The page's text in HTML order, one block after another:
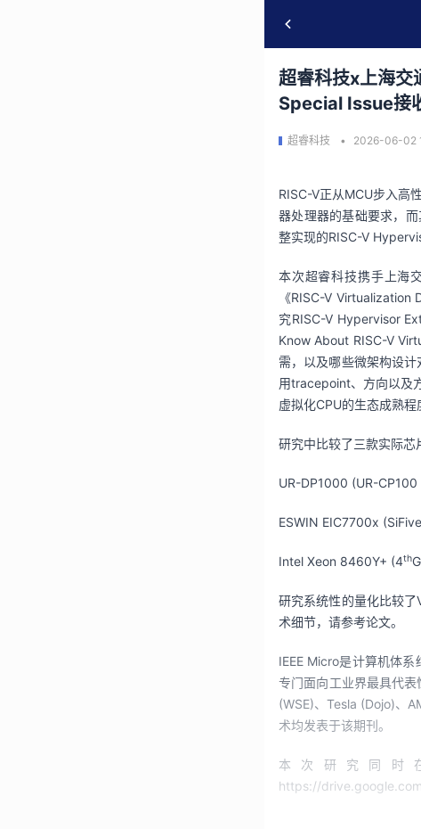
超睿科技x上海交
Special Issue接
超睿科技 2026-06-02
RISC-V正从MCU步入高
器处理器的基础要求，
整实现的RISC-V
本次超睿科技携手上海
《RISC-V
究RISC-V Hypervisor
Know About RISC-V
需，以及哪些微架构设计
用tracepoint、方向以及
虚拟化CPU的生态成熟程
研究中比较了三款实际芯
UR-DP1000 (UR-
ESWIN EIC7700x
Intel Xeon 8460Y+ (4th
研究系统性的量化比较了
术细节，请参考论文。
IEEE Micro是计算机体系
专门面向工业界最具代表
(WSE)、Tesla (Dojo)、
术均发表于该期刊。
本次研究同时
https://